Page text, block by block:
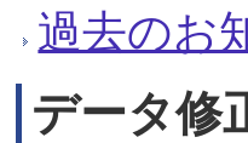
過去のお
データ修